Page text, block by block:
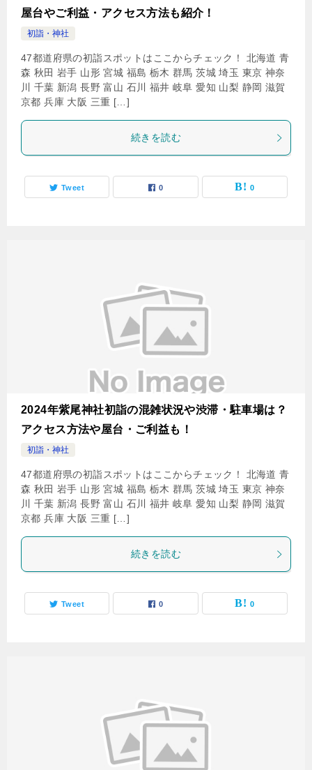
屋台やご利益・アクセス方法も紹介！
初詣・神社
47都道府県の初詣スポットはここからチェック！ 北海道 青
森 秋田 岩手 山形 宮城 福島 栃木 群馬 茨城 埼玉 東京 神奈
川 千葉 新潟 長野 富山 石川 福井 岐阜 愛知 山梨 静岡 滋賀
京都 兵庫 大阪 三重 […]
続きを読む
Tweet 0 0
2024年紫尾神社初詣の混雑状況や渋滞・駐車場は？
アクセス方法や屋台・ご利益も！
初詣・神社
47都道府県の初詣スポットはここからチェック！ 北海道 青
森 秋田 岩手 山形 宮城 福島 栃木 群馬 茨城 埼玉 東京 神奈
川 千葉 新潟 長野 富山 石川 福井 岐阜 愛知 山梨 静岡 滋賀
京都 兵庫 大阪 三重 […]
続きを読む
Tweet 0 0